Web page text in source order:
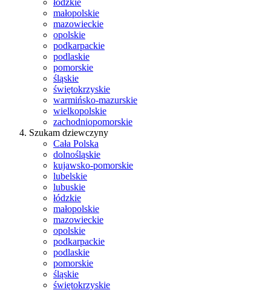
łódzkie
małopolskie
mazowieckie
opolskie
podkarpackie
podlaskie
pomorskie
śląskie
świętokrzyskie
warmińsko-mazurskie
wielkopolskie
zachodniopomorskie
Szukam dziewczyny
Cała Polska
dolnośląskie
kujawsko-pomorskie
lubelskie
lubuskie
łódzkie
małopolskie
mazowieckie
opolskie
podkarpackie
podlaskie
pomorskie
śląskie
świętokrzyskie